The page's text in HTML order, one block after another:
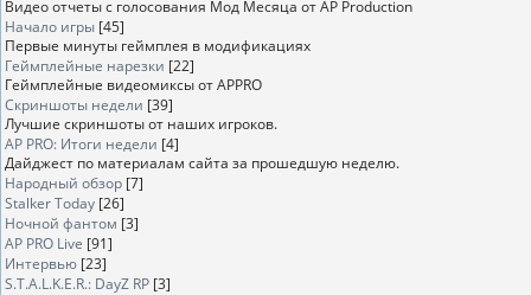
Видео отчеты с голосования Мод Месяца от AP Production
Начало игры [45]
Первые минуты геймплея в модификациях
Геймплейные нарезки [22]
Геймплейные видеомиксы от APPRO
Скриншоты недели [39]
Лучшие скриншоты от наших игроков.
AP PRO: Итоги недели [4]
Дайджест по материалам сайта за прошедшую неделю.
Народный обзор [7]
Stalker Today [26]
Ночной фантом [3]
AP PRO Live [91]
Интервью [23]
S.T.A.L.K.E.R.: DayZ RP [3]